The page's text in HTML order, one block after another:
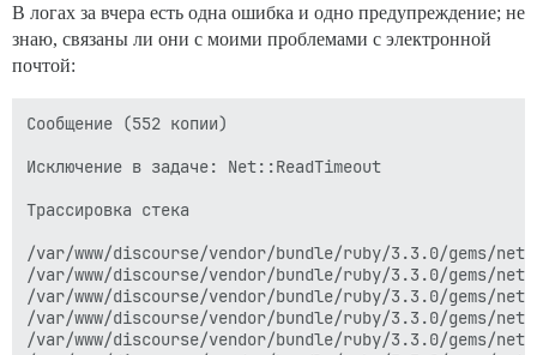
В логах за вчера есть одна ошибка и одно предупреждение; не
знаю, связаны ли они с моими проблемами с электронной
почтой:
Сообщение (552 копии)
Исключение в задаче: Net::ReadTimeout
Трассировка стека
/var/www/discourse/vendor/bundle/ruby/3.3.0/
/var/www/discourse/vendor/bundle/ruby/3.3.0/
/var/www/discourse/vendor/bundle/ruby/3.3.0/gems/
/var/www/discourse/vendor/bundle/ruby/3.3.0/
/var/www/discourse/vendor/bundle/ruby/3.3.0/